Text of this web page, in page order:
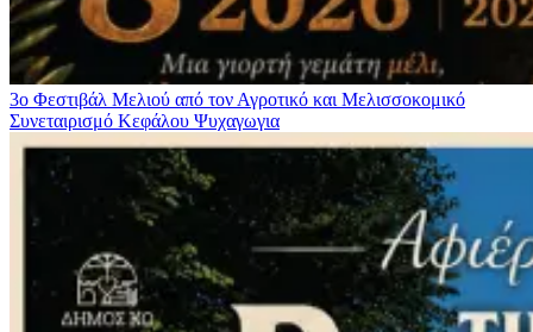
3ο Φεστιβάλ Μελιού από τον Αγροτικό και Μελισσοκομικό
Συνεταιρισμό Κεφάλου Ψυχαγωγια